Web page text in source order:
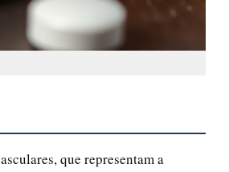
que representam a